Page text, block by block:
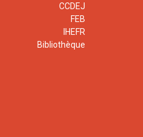
CCDEJ
FEB
IHEFR
Bibliothèque